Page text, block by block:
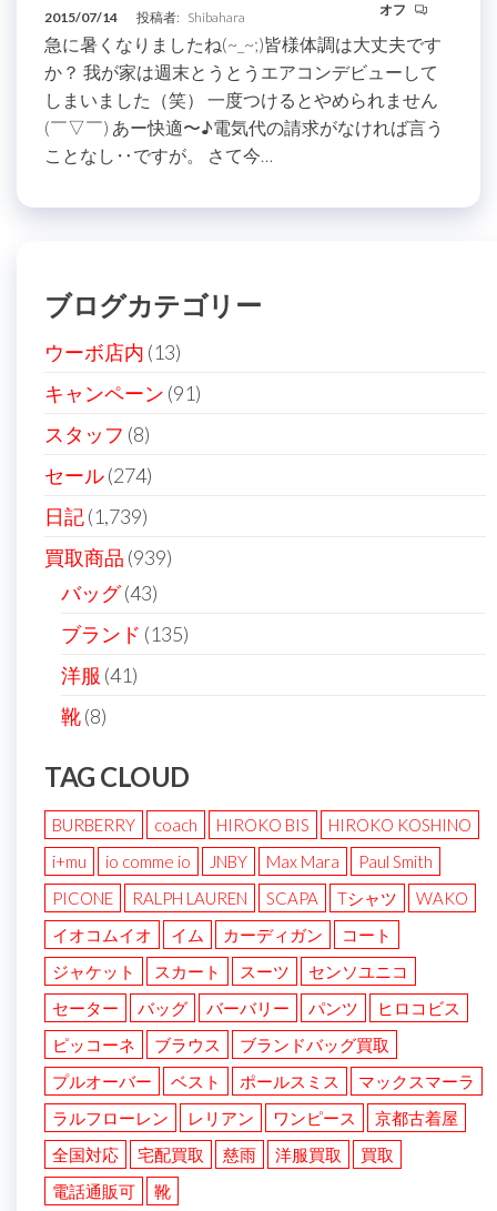
2015/07/14 投稿者: Shibahara オフ
急に暑くなりましたね(~_~;)皆様体調は大丈夫です
か？ 我が家は週末とうとうエアコンデビューして
しまいました（笑） 一度つけるとやめられません
(￣▽￣) あー快適〜♪電気代の請求がなければ言う
ことなし‥ですが。 さて今…
ブログカテゴリー
ウーボ店内 (13)
キャンペーン (91)
スタッフ (8)
セール(274)
日記(1,739)
買取商品 (939)
バッグ(43)
ブランド (135)
洋服 (41)
靴(8)
TAG CLOUD
BURBERRY coach HIROKO BIS
HIROKO KOSHINO
i+mu
io comme io JNBY Max Mara
Paul Smith
PICONE
RALPH LAUREN SCAPA Tシャツ
WAKO
イオコムイオ
イム カーディガン
コート
ジャケット
スカート スーツ
センソユニコ
セーター
バッグ バーバリー パンツ
ヒロコビス
ピッコーネ
ブラウス
ブランドバッグ買取
プルオーバー
ベスト ポールスミス
マックスマーラ
ラルフローレン
レリアン ワンピース
京都古着屋
全国対応
宅配買取 慈雨 洋服買取
買取
電話通販可
靴